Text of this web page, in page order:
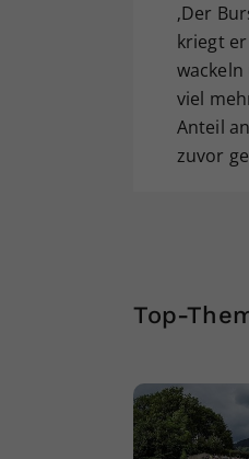
‚Der
kriegt
viel
Anteil
zuvor
Top-